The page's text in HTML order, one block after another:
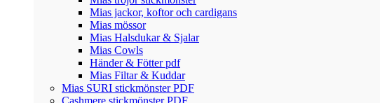
Mias jackor, koftor och cardigans
Mias mössor
Mias Halsdukar & Sjalar
Mias Cowls
Händer & Fötter pdf
Mias Filtar & Kuddar
Mias SURI stickmönster PDF
Cashmere stickmönster PDF